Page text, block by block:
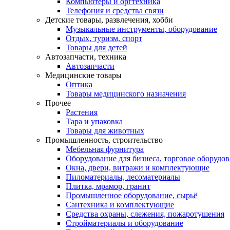
Телефония и средства связи
Детские товары, развлечения, хобби
Музыкальные инструменты, оборудование
Отдых, туризм, спорт
Товары для детей
Автозапчасти, техника
Автозапчасти
Медицинские товары
Оптика
Товары медицинского назначения
Прочее
Растения
Тара и упаковка
Товары для животных
Промышленность, строительство
Мебельная фурнитура
Оборудование для бизнеса, торговое
Окна, двери, витражи и комплектующие
Пиломатериалы, лесоматериалы
Плитка, мрамор, гранит
Промышленное оборудование, сырьё
Сантехника и комплектующие
Средства охраны, слежения, пожаротушения
Стройматериалы и оборудование